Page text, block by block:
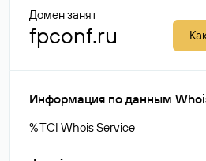
Домен занят
fpconf.ru
Информация по данным
% TCI Whois Service